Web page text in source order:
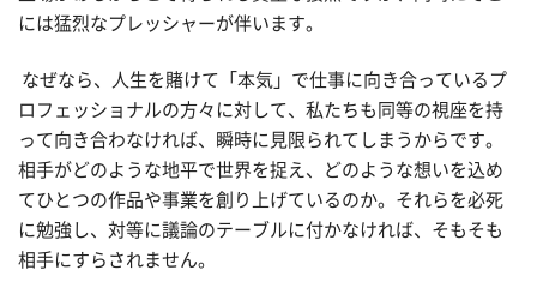
には猛烈なプレッシャーが伴います。
なぜなら、人生を賭けて「本気」で仕事に向き合っているプ
ロフェッショナルの方々に対して、私たちも同等の視座を持
って向き合わなければ、瞬時に見限られてしまうからです。
相手がどのような地平で世界を捉え、どのような想いを込め
てひとつの作品や事業を創り上げているのか。それらを必死
に勉強し、対等に議論のテーブルに付かなければ、そもそも
相手にすらされません。